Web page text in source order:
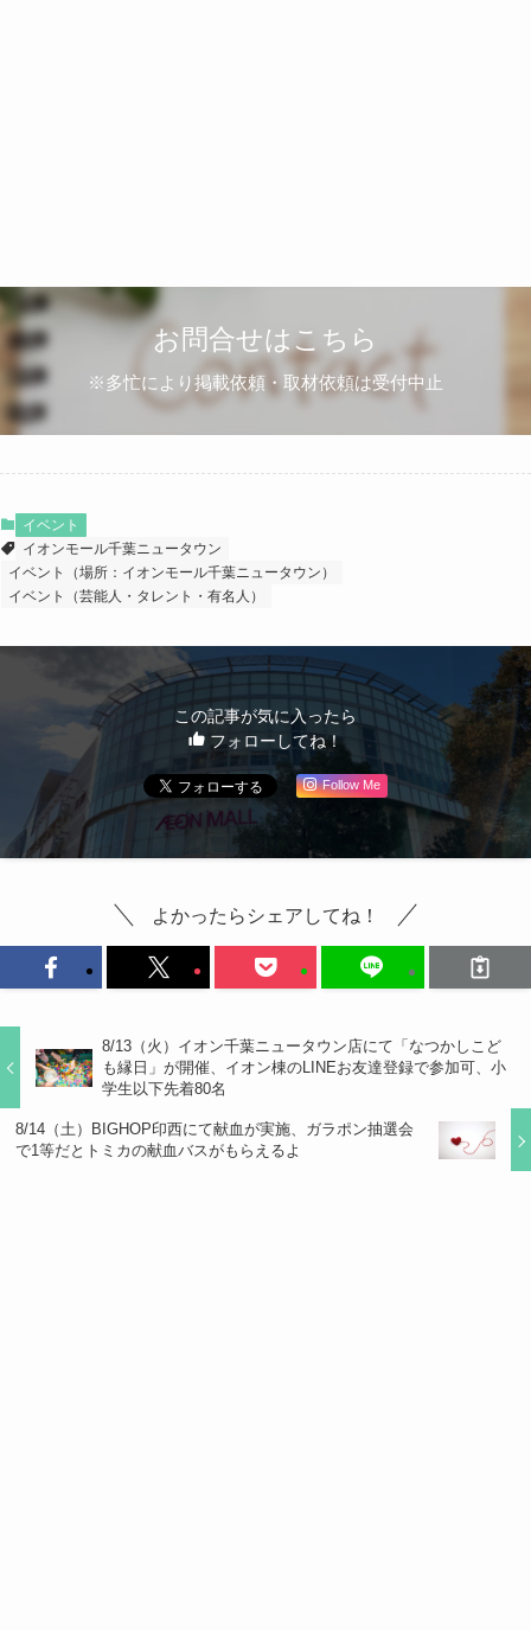
お問合せはこちら
※多忙により掲載依頼・取材依頼は受付中止
イベント
イオンモール千葉ニュータウン
イベント（場所：イオンモール千葉ニュータウン）
イベント（芸能人・タレント・有名人）
この記事が気に入ったら
フォローしてね！
Follow Me
よかったらシェアしてね！
8/13（火）イオン千葉ニュータウン店にて「なつかしこど
も縁日」が開催、イオン棟のLINEお友達登録で参加可、小
学生以下先着80名
8/14（土）BIGHOP印西にて献血が実施、ガラポン抽選会
で1等だとトミカの献血バスがもらえるよ